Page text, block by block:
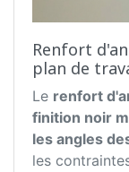
Renfort
plan de
Le renfort
finition noir
les angles
les